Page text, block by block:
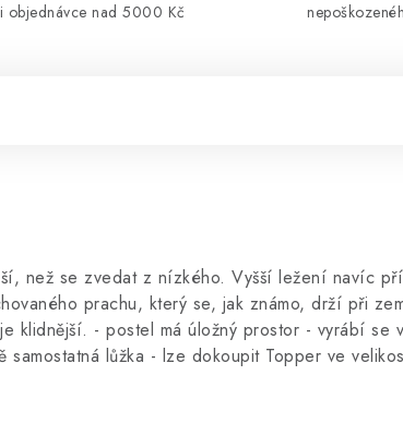
objednávce nad 5000 Kč
než se zvedat z nízkého. Vyšší ležení navíc
prachu, který se, jak známo, drží při
klidnější. - postel má úložný prostor - vyrábí se
samostatná lůžka - lze dokoupit Topper ve